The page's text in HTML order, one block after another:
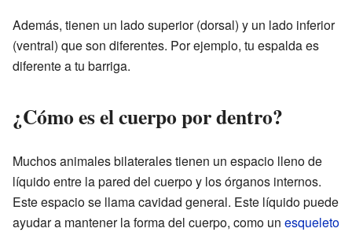
Además, tienen un lado superior (dorsal) y un lado inferior
(ventral) que son diferentes. Por ejemplo, tu espalda es
diferente a tu barriga.
¿Cómo es el cuerpo por dentro?
Muchos animales bilaterales tienen un espacio lleno de
líquido entre la pared del cuerpo y los órganos internos.
Este espacio se llama cavidad general. Este líquido puede
ayudar a mantener la forma del cuerpo, como un esqueleto